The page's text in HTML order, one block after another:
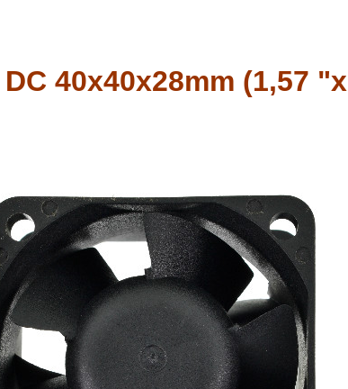
40x40x28mm (1,57